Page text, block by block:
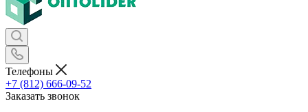
Телефоны
+7 (812) 666-09-52
Заказать звонок